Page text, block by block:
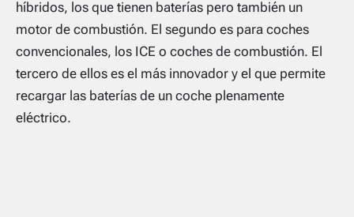
híbridos, los que tienen baterías pero también un
motor de combustión. El segundo es para coches
convencionales, los ICE o coches de combustión. El
tercero de ellos es el más innovador y el que permite
recargar las baterías de un coche plenamente
eléctrico.